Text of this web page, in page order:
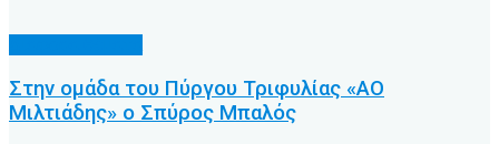
Στην ομάδα του Πύργου Τριφυλίας «ΑΟ
Μιλτιάδης» ο Σπύρος Μπαλός